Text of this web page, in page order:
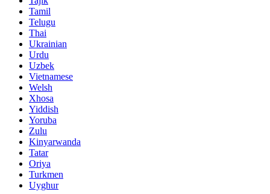
Tamil
Telugu
Thai
Ukrainian
Urdu
Uzbek
Vietnamese
Welsh
Xhosa
Yiddish
Yoruba
Zulu
Kinyarwanda
Tatar
Oriya
Turkmen
Uyghur